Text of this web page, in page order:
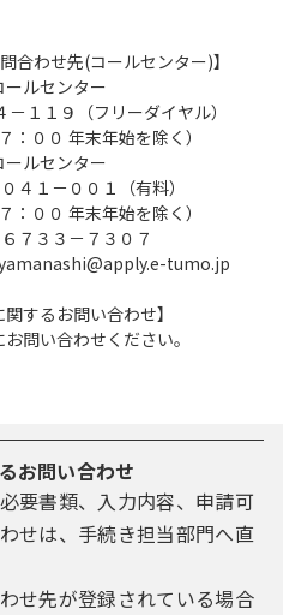
合わせ先(コールセンター)】
ールセンター
１１９（フリーダイヤル）
００ 年末年始を除く）
ルセンター
１－００１（有料）
００ 年末年始を除く）
７３３－７３０７
tumo.jp
するお問い合わせ】
問い合わせください。
お問い合わせ
要書類、入力内容、申請可
せは、手続き担当部門へ直
せ先が登録されている場合